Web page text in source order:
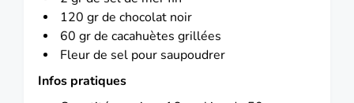
120 gr de chocolat noir
60 gr de cacahuètes grillées
Fleur de sel pour saupoudrer
Infos pratiques